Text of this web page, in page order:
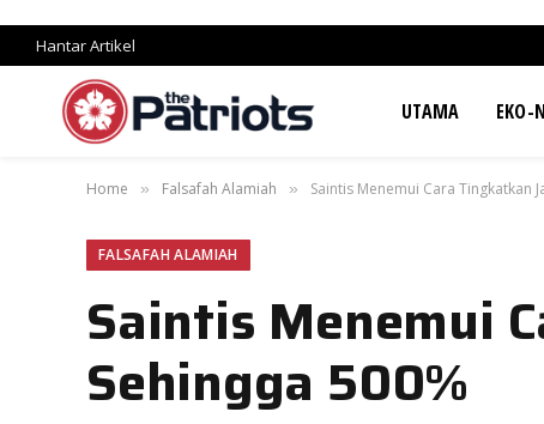
Hantar Artikel
UTAMA EKO-
Home » Falsafah Alamiah » Saintis Menemui Cara Tingkatkan
FALSAFAH ALAMIAH
Saintis Menemui
Sehingga 500%